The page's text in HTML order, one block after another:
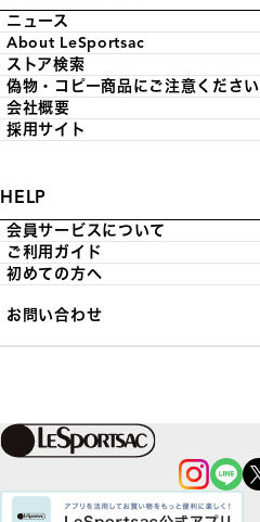
ニュース
About LeSportsac
ストア検索
偽物・コピー商品にご注意ください
会社概要
採用サイト
HELP
会員サービスについて
ご利用ガイド
初めての方へ
お問い合わせ